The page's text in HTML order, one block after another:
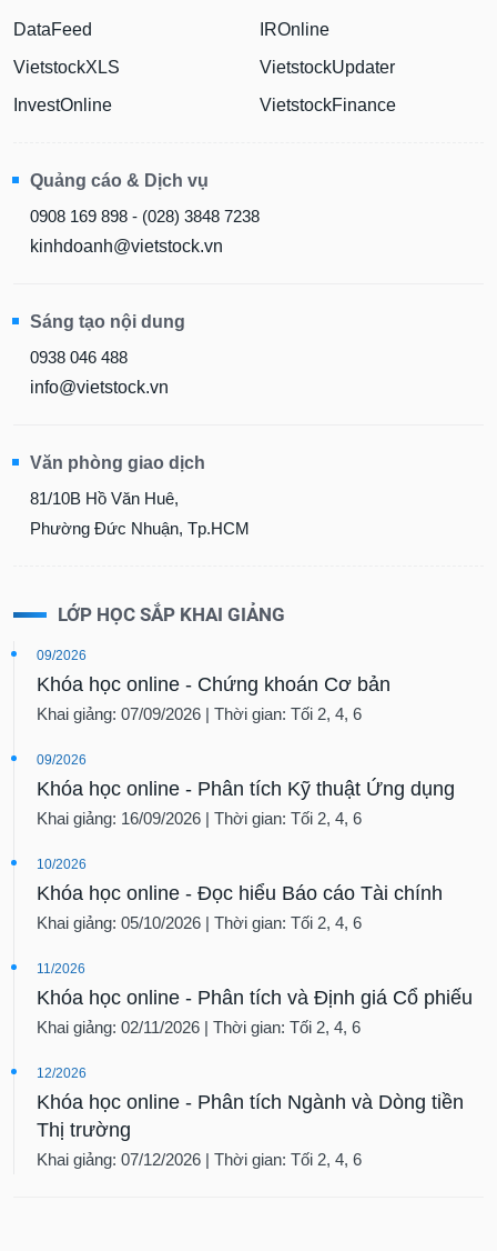
DataFeed
VietstockXLS
InvestOnline
IROnline
VietstockUpdater
VietstockFinance
Quảng cáo & Dịch vụ
0908 169 898 - (028) 3848 7238
kinhdoanh@vietstock.vn
Sáng tạo nội dung
0938 046 488
info@vietstock.vn
Văn phòng giao dịch
81/10B Hồ Văn Huê,
Phường Đức Nhuận, Tp.HCM
LỚP HỌC SẮP KHAI GIẢNG
09/2026
Khóa học online - Chứng khoán Cơ bản
Khai giảng: 07/09/2026 | Thời gian: Tối 2, 4, 6
09/2026
Khóa học online - Phân tích Kỹ thuật Ứng dụng
Khai giảng: 16/09/2026 | Thời gian: Tối 2, 4, 6
10/2026
Khóa học online - Đọc hiểu Báo cáo Tài chính
Khai giảng: 05/10/2026 | Thời gian: Tối 2, 4, 6
11/2026
Khóa học online - Phân tích và Định giá Cổ phiếu
Khai giảng: 02/11/2026 | Thời gian: Tối 2, 4, 6
12/2026
Khóa học online - Phân tích Ngành và Dòng tiền
Thị trường
Khai giảng: 07/12/2026 | Thời gian: Tối 2, 4, 6